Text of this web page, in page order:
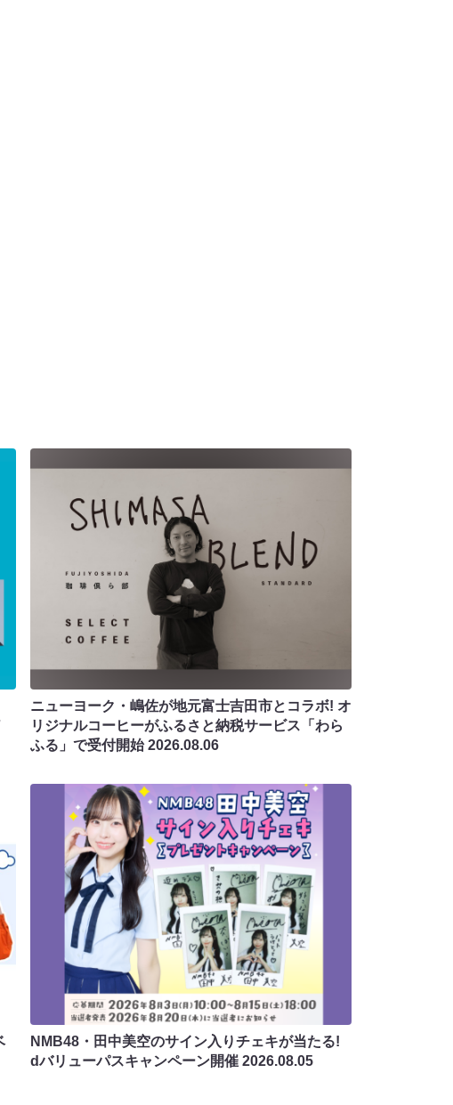
ニューヨーク・嶋佐が地元富士吉田市とコラボ! オ
リジナルコーヒーがふるさと納税サービス「わら
ふる」で受付開始2026.08.06
NMB48・田中美空のサイン入りチェキが当たる!
dバリューパスキャンペーン開催 2026.08.05